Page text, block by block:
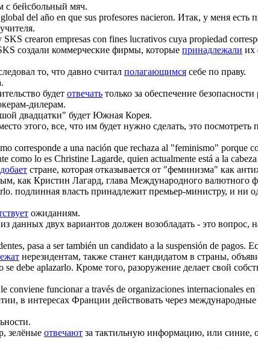
с бейсбольный мяч.
del año en que sus profesores nacieron. Итак, у меня есть
crearon empresas con fines lucrativos cuya propiedad
создали коммерческие фирмы, которые принадлежали их
то, что давно считал полагающимся себе по праву.
будет отвечать только за обеспечение
дилерам.
двадцатки" будет Южная Корея.
этого, все, что им будет нужно сделать, это посмотреть
corresponde a una nación que rechaza al "feminismo" porque
como lo es Christine Lagarde, quien actualmente está a la
стране, которая отказывается от "феминизма" как
как Кристин Лагард, глава Международного валютного
подлинная власть принадлежит премьер-министру, и ни
ожиданиям.
данных двух вариантов должен возобладать - это вопрос,
pasa a ser también un candidato a la suspensión de pagos.
нерезидентам, также станет кандидатом в страны,
se debe aplazarlo. Кроме того, разоружение делает свой
conviene funcionar a través de organizaciones internacionales
в интересах Франции действовать через
зелёные отвечают за тактильную информацию, или синие,